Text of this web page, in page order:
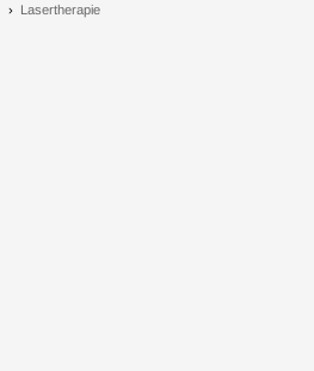
Lasertherapie